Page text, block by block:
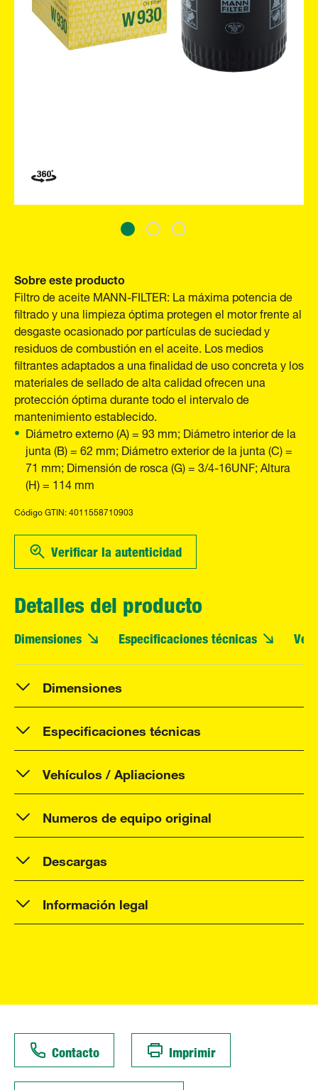
Sobre este producto
Filtro de aceite MANN-FILTER: La máxima potencia de
filtrado y una limpieza óptima protegen el motor frente al
desgaste ocasionado por partículas de suciedad y
residuos de combustión en el aceite. Los medios
filtrantes adaptados a una finalidad de uso concreta y los
materiales de sellado de alta calidad ofrecen una
protección óptima durante todo el intervalo de
mantenimiento establecido.
Diámetro externo (A) = 93 mm; Diámetro interior de la
junta (B) = 62 mm; Diámetro exterior de la junta (C) =
71 mm; Dimensión de rosca (G) = 3/4-16UNF; Altura
(H) = 114 mm
Código GTIN: 4011558710903
Verificar la autenticidad
Detalles del producto
Dimensiones Especificaciones técnicas
Dimensiones
Especificaciones técnicas
Vehículos / Apliaciones
Numeros de equipo original
Descargas
Información legal
Contacto Imprimir